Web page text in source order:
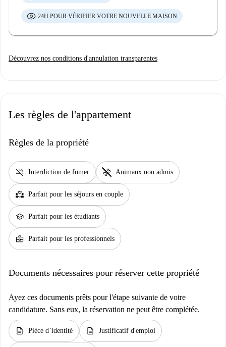
24H POUR VÉRIFIER VOTRE NOUVELLE MAISON
Découvrez nos conditions d'annulation transparentes
Les règles de l'appartement
Règles de la propriété
smoke_free Interdiction de fumer pet_supplies Animaux non admis
partner_heart Parfait pour les séjours en couple
school Parfait pour les étudiants
business_center Parfait pour les professionnels
Documents nécessaires pour réserver cette propriété
Ayez ces documents prêts pour l'étape suivante de votre
candidature. Sans eux, la réservation ne peut être complétée.
description Pièce d’identité description Justificatif d'emploi